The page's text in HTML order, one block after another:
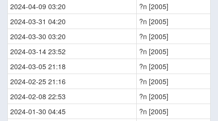
2024-04-09 03:20
?n [2005]
2024-03-31 04:20
?n [2005]
2024-03-30 03:20
?n [2005]
2024-03-14 23:52
?n [2005]
2024-03-05 21:18
?n [2005]
2024-02-25 21:16
?n [2005]
2024-02-08 22:53
?n [2005]
2024-01-30 04:45
?n [2005]